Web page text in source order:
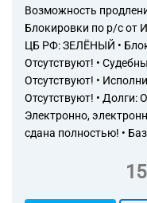
Возможность
Блокировки по р/с от
ЦБ РФ: ЗЕЛЁНЫЙ •
Отсутствуют! •
Отсутствуют! •
Отсутствуют! • Долги:
Электронно,
сдана полностью! •